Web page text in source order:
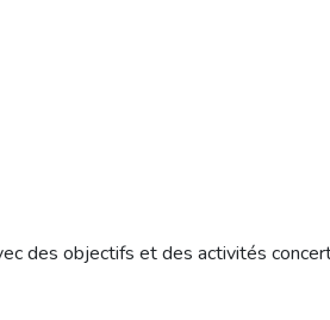
des objectifs et des activités